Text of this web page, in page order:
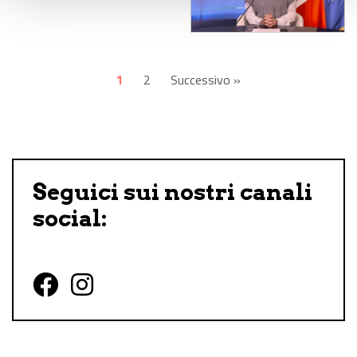
1 2 Successivo »
Seguici sui nostri canali
social:
Follow us on Facebook
Follow us on Instagram